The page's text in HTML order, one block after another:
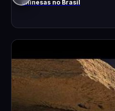
chinesas no Brasil